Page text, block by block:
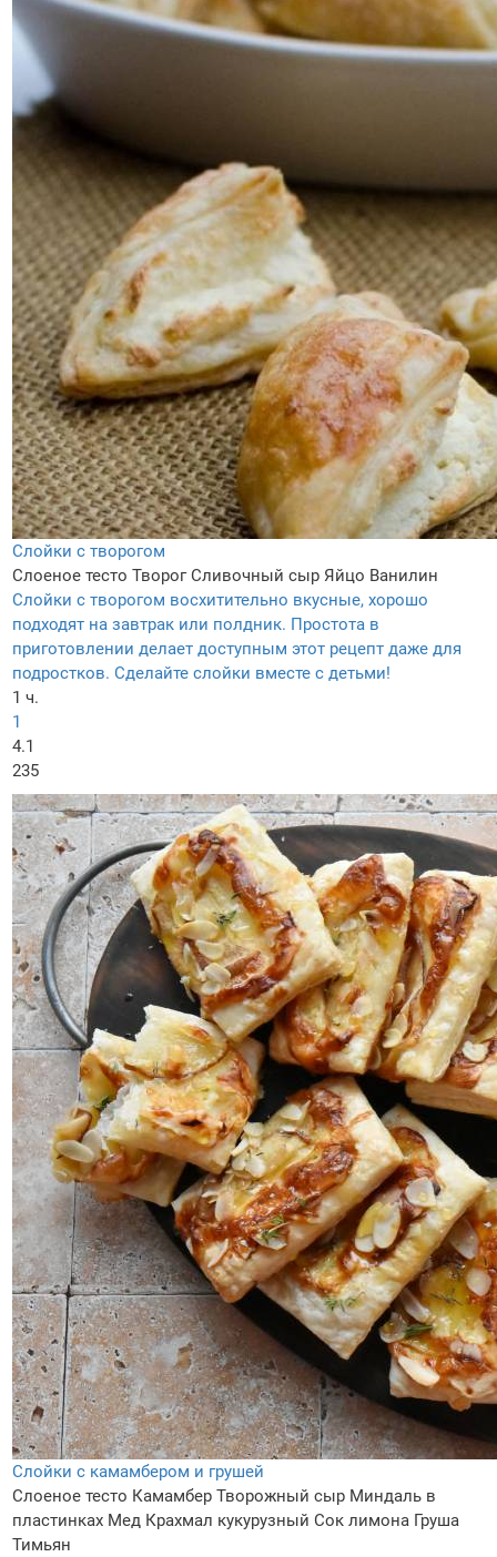
Слойки с творогом
Слоеное тесто Творог Сливочный сыр Яйцо Ванилин
Слойки с творогом восхитительно вкусные, хорошо
подходят на завтрак или полдник. Простота в
приготовлении делает доступным этот рецепт даже для
подростков. Сделайте слойки вместе с детьми!
1 ч.
1
4.1
235
Слойки с камамбером и грушей
Слоеное тесто Камамбер Творожный сыр Миндаль в
пластинках Мед Крахмал кукурузный Сок лимона Груша
Тимьян